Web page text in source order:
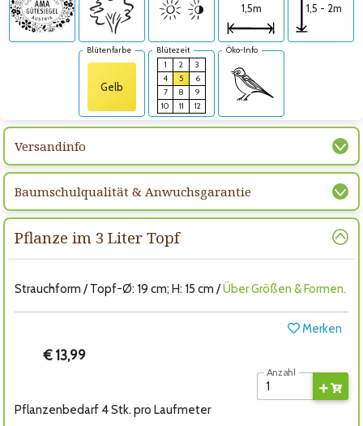
1,5m 1,5 - 2m
Blütenfarbe
Gelb
Blütezeit
1
2
3
4
5
6
7
8
9
10
11 12
Öko-Info
Versandinfo
Baumschulqualität & Anwuchsgarantie
Pflanze im 3 Liter Topf
Strauchform / Topf-Ø: 19 cm; H: 15 cm /Über Größen & Formen.
Merken
€ 13,99
Anzahl
Pflanzenbedarf 4 Stk. pro Laufmeter